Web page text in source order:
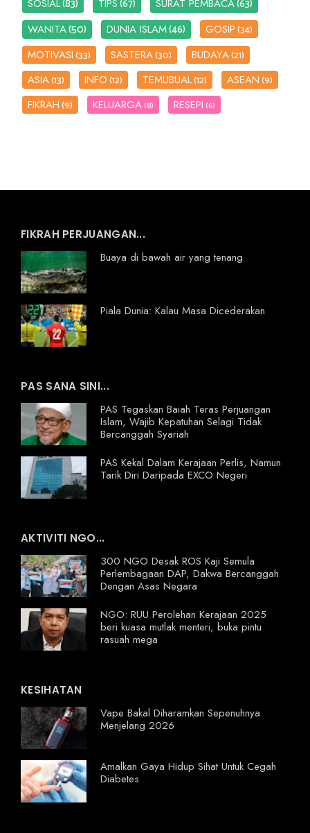
SOSIAL(83) TIPS(67) SURAT PEMBACA(63)
WANITA(50) DUNIA ISLAM(46) GOSIP(34)
MOTIVASI(33) SASTERA(30) BUDAYA(21)
ASIA(13) INFO(12) TEMUBUAL(12) ASEAN(9)
FIKRAH(9) KELUARGA (8) RESEPI (6)
FIKRAH PERJUANGAN...
Buaya di bawah air yang tenang
Piala Dunia: Kalau Masa Dicederakan
PAS SANA SINI...
PAS Tegaskan Baiah Teras Perjuangan
Islam, Wajib Kepatuhan Selagi Tidak
Bercanggah Syariah
PAS Kekal Dalam Kerajaan Perlis, Namun
Tarik Diri Daripada EXCO Negeri
AKTIVITI NGO...
300 NGO Desak ROS Kaji Semula
Perlembagaan DAP, Dakwa Bercanggah
Dengan Asas Negara
NGO: RUU Perolehan Kerajaan 2025
beri kuasa mutlak menteri, buka pintu
rasuah mega
KESIHATAN
Vape Bakal Diharamkan Sepenuhnya
Menjelang 2026
Amalkan Gaya Hidup Sihat Untuk Cegah
Diabetes